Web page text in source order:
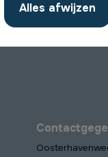
Alles afwijzen